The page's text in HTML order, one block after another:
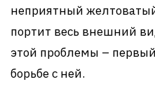
неприятный
портит весь внешний
этой проблемы –
борьбе с ней.